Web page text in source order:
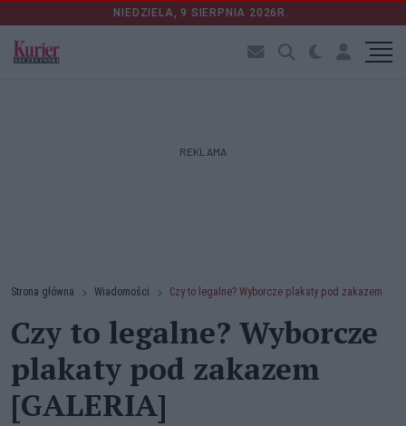
NIEDZIELA, 9 SIERPNIA 2026R.
REKLAMA
Strona główna Wiadomości Czy to legalne? Wyborcze plakaty pod zakazem
Czy to legalne? Wyborcze
plakaty pod zakazem
[GALERIA]